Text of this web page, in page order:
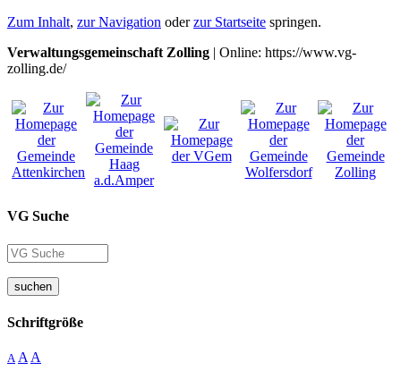
Zum Inhalt, zur Navigation oderzur Startseite springen.
Verwaltungsgemeinschaft Zolling | Online: https://www.vg-
zolling.de/
VG Suche
suchen
Schriftgröße
A A A